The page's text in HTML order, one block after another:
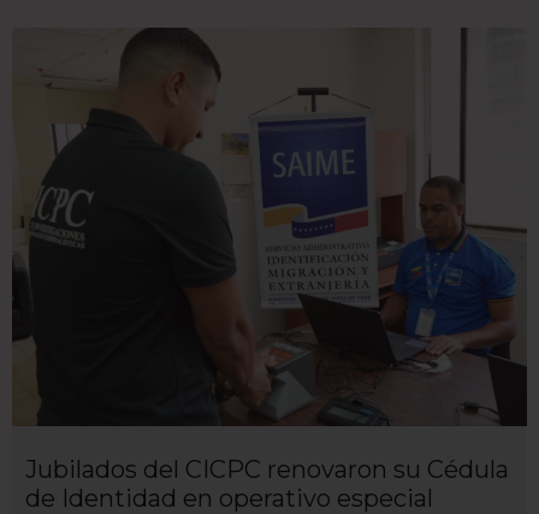
Jubilados del CICPC renovaron su Cédula
de Identidad en operativo especial ​